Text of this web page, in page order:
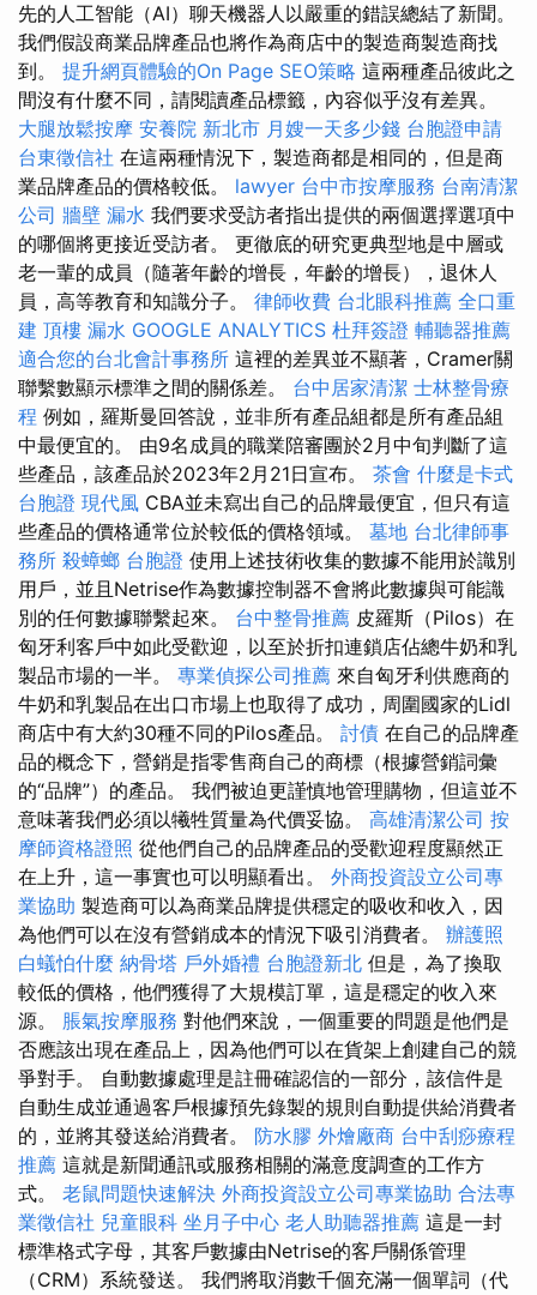
先的人工智能（AI）聊天機器人以嚴重的錯誤總結了新聞。
我們假設商業品牌產品也將作為商店中的製造商製造商找
到。 提升網頁體驗的On Page SEO策略 這兩種產品彼此之
間沒有什麼不同，請閱讀產品標籤，內容似乎沒有差異。
大腿放鬆按摩 安養院 新北市 月嫂一天多少錢 台胞證申請
台東徵信社 在這兩種情況下，製造商都是相同的，但是商
業品牌產品的價格較低。 lawyer 台中市按摩服務 台南清潔
公司 牆壁 漏水 我們要求受訪者指出提供的兩個選擇選項中
的哪個將更接近受訪者。 更徹底的研究更典型地是中層或
老一輩的成員（隨著年齡的增長，年齡的增長），退休人
員，高等教育和知識分子。 律師收費 台北眼科推薦 全口重
建 頂樓 漏水 GOOGLE ANALYTICS 杜拜簽證 輔聽器推薦
適合您的台北會計事務所 這裡的差異並不顯著，Cramer關
聯繫數顯示標準之間的關係差。 台中居家清潔 士林整骨療
程 例如，羅斯曼回答說，並非所有產品組都是所有產品組
中最便宜的。 由9名成員的職業陪審團於2月中旬判斷了這
些產品，該產品於2023年2月21日宣布。 茶會 什麼是卡式
台胞證 現代風 CBA並未寫出自己的品牌最便宜，但只有這
些產品的價格通常位於較低的價格領域。 墓地 台北律師事
務所 殺蟑螂 台胞證 使用上述技術收集的數據不能用於識別
用戶，並且Netrise作為數據控制器不會將此數據與可能識
別的任何數據聯繫起來。 台中整骨推薦 皮羅斯（Pilos）在
匈牙利客戶中如此受歡迎，以至於折扣連鎖店佔總牛奶和乳
製品市場的一半。 專業偵探公司推薦 來自匈牙利供應商的
牛奶和乳製品在出口市場上也取得了成功，周圍國家的Lidl
商店中有大約30種不同的Pilos產品。 討債 在自己的品牌產
品的概念下，營銷是指零售商自己的商標（根據營銷詞彙
的“品牌”）的產品。 我們被迫更謹慎地管理購物，但這並不
意味著我們必須以犧牲質量為代價妥協。 高雄清潔公司 按
摩師資格證照 從他們自己的品牌產品的受歡迎程度顯然正
在上升，這一事實也可以明顯看出。 外商投資設立公司專
業協助 製造商可以為商業品牌提供穩定的吸收和收入，因
為他們可以在沒有營銷成本的情況下吸引消費者。 辦護照
白蟻怕什麼 納骨塔 戶外婚禮 台胞證新北 但是，為了換取
較低的價格，他們獲得了大規模訂單，這是穩定的收入來
源。 脹氣按摩服務 對他們來說，一個重要的問題是他們是
否應該出現在產品上，因為他們可以在貨架上創建自己的競
爭對手。 自動數據處理是註冊確認信的一部分，該信件是
自動生成並通過客戶根據預先錄製的規則自動提供給消費者
的，並將其發送給消費者。 防水膠 外燴廠商 台中刮痧療程
推薦 這就是新聞通訊或服務相關的滿意度調查的工作方
式。 老鼠問題快速解決 外商投資設立公司專業協助 合法專
業徵信社 兒童眼科 坐月子中心 老人助聽器推薦 這是一封
標準格式字母，其客戶數據由Netrise的客戶關係管理
（CRM）系統發送。 我們將取消數千個充滿一個單詞（代